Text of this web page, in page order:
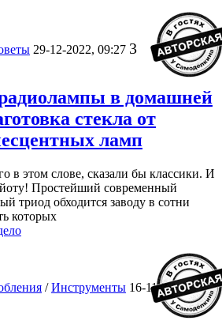
29-12-2022, 09:27 3
в домашней
стекла от
ламп
в этом слове, сказали бы классики. И
Простейший современный
триод обходится заводу в сотни
которых
/Инструменты 16-11-2022,